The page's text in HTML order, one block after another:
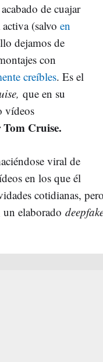
de cuajar
(salvo en
dejamos de
con
creíbles. Es el
que en su
vídeos
Cruise.
viral de
en los que él
cotidianas,
elaborado